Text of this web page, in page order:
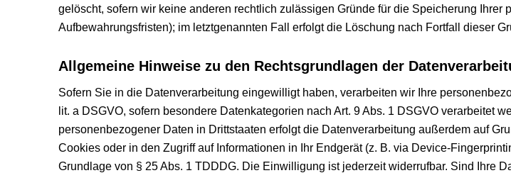
gelöscht, sofern wir keine anderen rechtlich zulässigen Gründe für die Speicherung
Aufbewahrungsfristen); im letztgenannten Fall erfolgt die Löschung nach Fortfall dieser
Allgemeine Hinweise zu den Rechtsgrundlagen der
Sofern Sie in die Datenverarbeitung eingewilligt haben, verarbeiten wir Ihre
lit. a DSGVO, sofern besondere Datenkategorien nach Art. 9 Abs. 1 DSGVO verarbeitet
personenbezogener Daten in Drittstaaten erfolgt die Datenverarbeitung außerdem auf
Cookies oder in den Zugriff auf Informationen in Ihr Endgerät (z. B. via Device-
Grundlage von § 25 Abs. 1 TDDDG. Die Einwilligung ist jederzeit widerrufbar. Sind Ihre